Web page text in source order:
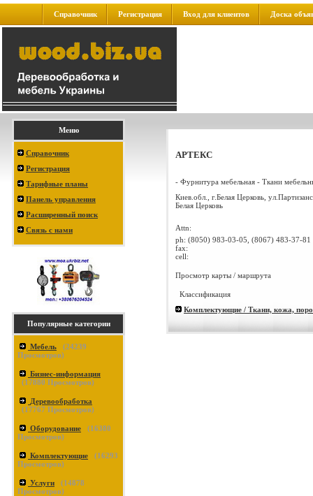
Справочник Регистрация Вход для клиентов Доска
Меню
Справочник
Регистрация
Тарифные планы
Панель управления
Расширенный поиск
Связь с нами
Популярные категории
Мебель (24239
Просмотров)
Бизнес-информация
(17880 Просмотров)
Деревообработка
(17767 Просмотров)
Оборудование (16380
Просмотров)
Комплектующие (16293
Просмотров)
Услуги (14878
Просмотров)
АРТЕКС
- Фурнитура мебельная - Ткани
Киев.обл., г.Белая Церковь,
Белая Церковь
Attn:
ph: (8050) 983-03-05, (8067) 483-37-81
fax:
cell:
Просмотр карты / маршрута
Классификация
Комплектующие / Ткани, кожа,